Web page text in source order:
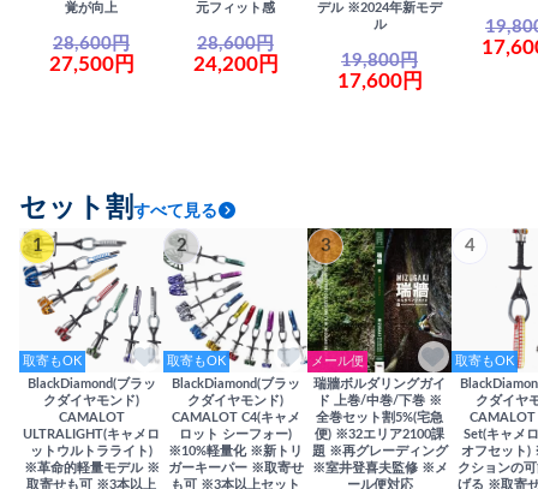
覚が向上
28,600円
27,500円
元フィット感
28,600円
24,200円
デル ※2024年新モデ
ル
19,800円
17,600円
セット割 すべて見る
1
取寄もOK
BlackDiamond(ブラッ
クダイヤモンド)
CAMALOT
ULTRALIGHT(キャメロ
ットウルトラライト)
※革命的軽量モデル ※
取寄せも可 ※3本以上
2
取寄もOK
BlackDiamond(ブラッ
クダイヤモンド)
CAMALOT C4(キャメ
ロット シーフォー)
※10%軽量化 ※新トリ
ガーキーパー ※取寄せ
も可 ※3本以上セット
3
メール便
瑞牆ボルダリングガイ
ド 上巻/中巻/下巻 ※
全巻セット割5%(宅急
便) ※32エリア2100課
題 ※再グレーディング
※室井登喜夫監修 ※メ
ール便対応
4
取寄もOK
クダイヤ
Set(キャメ
オフセット)
クションの
げる ※取寄